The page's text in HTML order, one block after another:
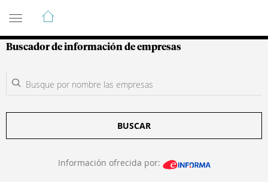
Guía de Empresas Colombianas
Buscador de información de empresas
BUSCAR
Información ofrecida por: